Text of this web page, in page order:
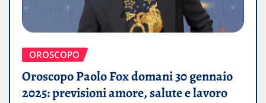
OROSCOPO
Oroscopo Paolo Fox domani 30 gennaio
2025: previsioni amore, salute e lavoro